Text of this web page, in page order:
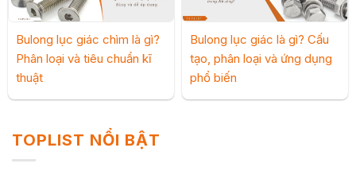
TOPLIST NỔI BẬT
Bulong lục giác chìm là gì?
Phân loại và tiêu chuẩn kĩ
thuật
Bulong lục giác là gì? Cấu
tạo, phân loại và ứng dụng
phổ biến